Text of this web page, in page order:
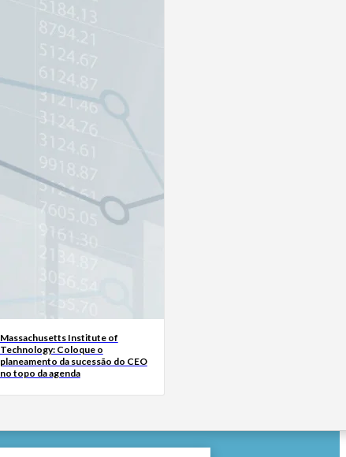
Massachusetts Institute of
Technology: Coloque o
planeamento da sucessão do CEO
no topo da agenda